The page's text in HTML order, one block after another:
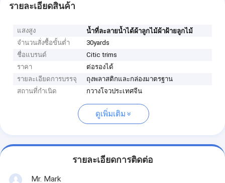
รายละเอียดสินค้า
แสงสูง
น้ำที่ละลายน้ำได้ผ้าลูกไม้ผ้าฝ้ายลูกไม้
จำนวนสั่งซื้อขั้นต่ำ
30yards
ชื่อแบรนด์
Citic trims
ราคา
ต่อรองได้
รายละเอียดการบรรจุ
ถุงพลาสติกและกล่องมาตรฐาน
สถานที่กำเนิด
กวางโจวประเทศจีน
ดูเพิ่มเติม
รายละเอียดการติดต่อ
Mr. Mark